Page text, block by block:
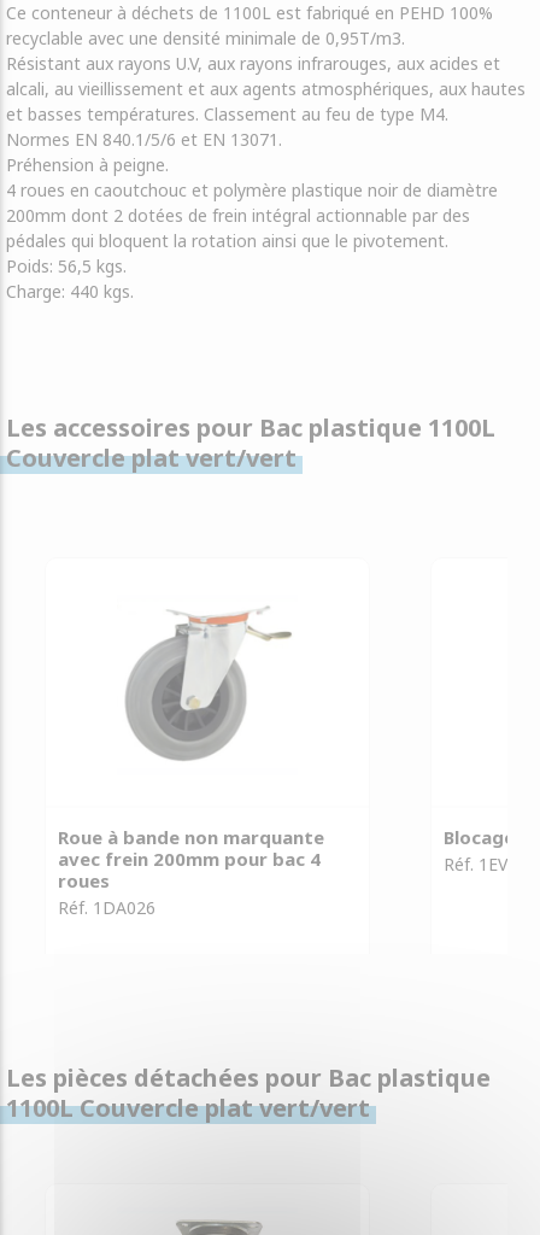
Ce conteneur à déchets de 1100L est fabriqué en PEHD 100%
recyclable avec une densité minimale de 0,95T/m3.
Résistant aux rayons U.V, aux rayons infrarouges, aux acides et
alcali, au vieillissement et aux agents atmosphériques, aux hautes
et basses températures. Classement au feu de type M4.
Normes EN 840.1/5/6 et EN 13071.
Préhension à peigne.
4 roues en caoutchouc et polymère plastique noir de diamètre
200mm dont 2 dotées de frein intégral actionnable par des
pédales qui bloquent la rotation ainsi que le pivotement.
Poids: 56,5 kgs.
Charge: 440 kgs.
Les accessoires pour Bac plastique 1100L
Couvercle plat vert/vert
Roue à bande non marquante
avec frein 200mm pour bac 4
roues
Réf. 1DA026
Blocage
Réf. 1EV012
Les pièces détachées pour Bac plastique
1100L Couvercle plat vert/vert